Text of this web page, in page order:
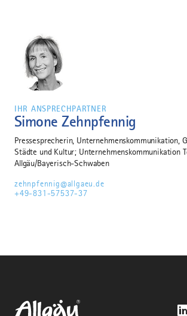
IHR ANSPRECHPARTNER
Simone Zehnpfennig
Pressesprecherin, Unternehmenskommunikation,
Städte und Kultur; Unternehmenskommunikation
Allgäu/Bayerisch-Schwaben
zehnpfennig@allgaeu.de
+49-831-57537-37